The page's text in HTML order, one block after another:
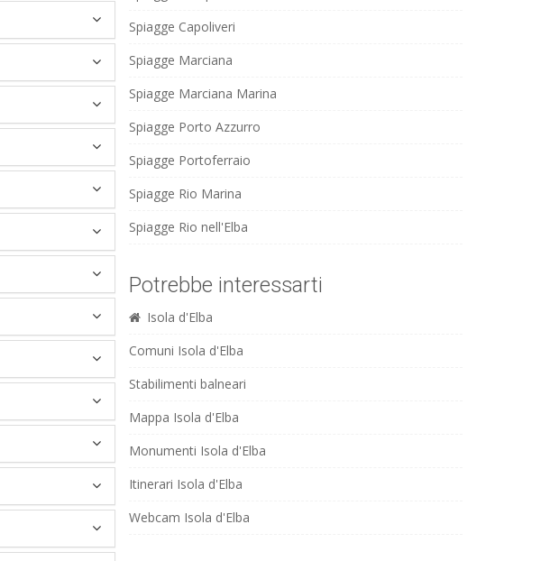
Spiagge Capoliveri
Spiagge Marciana
Spiagge Marciana Marina
Spiagge Porto Azzurro
Spiagge Portoferraio
Spiagge Rio Marina
Spiagge Rio nell'Elba
Potrebbe interessarti
Isola d'Elba
Comuni Isola d'Elba
Stabilimenti balneari
Mappa Isola d'Elba
Monumenti Isola d'Elba
Itinerari Isola d'Elba
Webcam Isola d'Elba